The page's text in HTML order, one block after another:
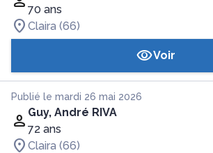
70 ans
Claira (66)
Voir
Publié le mardi 26 mai 2026
Guy, André RIVA
72 ans
Claira (66)